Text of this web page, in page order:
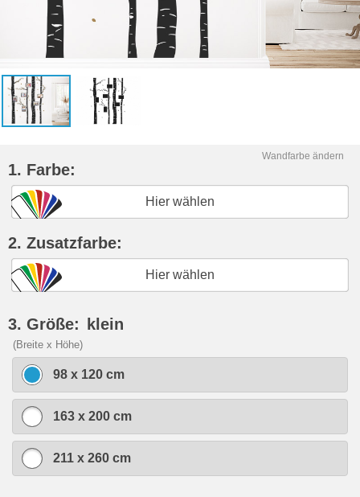
Wandfarbe ändern
1. Farbe:
Hier wählen
2. Zusatzfarbe:
Hier wählen
3. Größe: klein
(Breite x Höhe)
98 x 120 cm
163 x 200 cm
211 x 260 cm